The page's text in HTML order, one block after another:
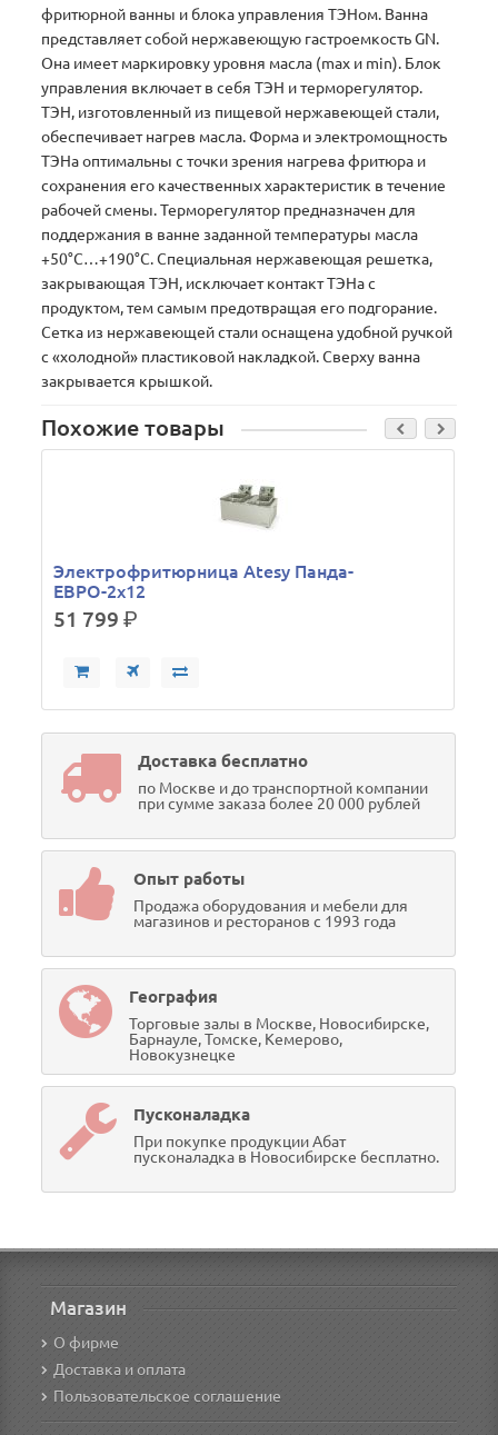
фритюрной ванны и блока управления ТЭНом. Ванна
представляет собой нержавеющую гастроемкость GN.
Она имеет маркировку уровня масла (max и min). Блок
управления включает в себя ТЭН и терморегулятор.
ТЭН, изготовленный из пищевой нержавеющей стали,
обеспечивает нагрев масла. Форма и электромощность
ТЭНа оптимальны с точки зрения нагрева фритюра и
сохранения его качественных характеристик в течение
рабочей смены. Терморегулятор предназначен для
поддержания в ванне заданной температуры масла
+50°С…+190°С. Специальная нержавеющая решетка,
закрывающая ТЭН, исключает контакт ТЭНа с
продуктом, тем самым предотвращая его подгорание.
Сетка из нержавеющей стали оснащена удобной ручкой
с «холодной» пластиковой накладкой. Сверху ванна
закрывается крышкой.
Похожие товары
Электрофритюрница Atesy Панда-
ЕВРО-2х12
51 799р.
Доставка бесплатно
по Москве и до транспортной компании
при сумме заказа более 20 000 рублей
Опыт работы
Продажа оборудования и мебели для
магазинов и ресторанов с 1993 года
География
Торговые залы в Москве, Новосибирске,
Барнауле, Томске, Кемерово,
Новокузнецке
Пусконаладка
При покупке продукции Абат
пусконаладка в Новосибирске бесплатно.
Магазин
О фирме
Доставка и оплата
Пользовательское соглашение